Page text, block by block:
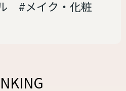
#メイク・化粧